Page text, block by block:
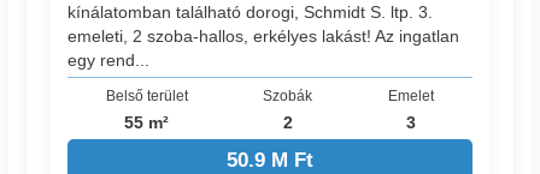
kínálatomban található dorogi, Schmidt S. ltp. 3.
emeleti, 2 szoba-hallos, erkélyes lakást! Az ingatlan
egy rend...
Belső terület
55 m²
Szobák
2
Emelet
3
50.9 M Ft